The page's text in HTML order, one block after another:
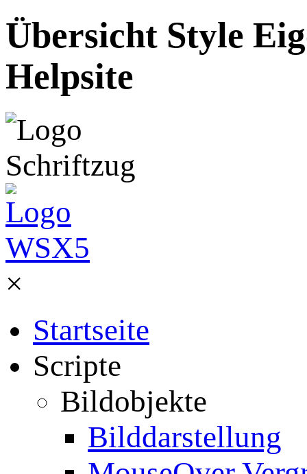
Übersicht Style
Helpsite
×
Startseite
Scripte
Bildobjekte
Bilddarstellung